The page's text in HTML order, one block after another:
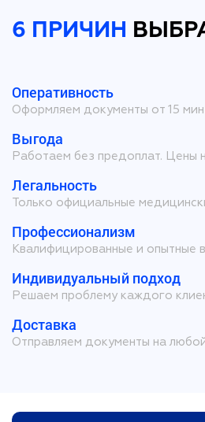
6 ПРИЧИН
Оперативность
Оформляем документы от 15 мин
Выгода
Работаем без предоплат. Цены
Легальность
Только официальные
Профессионализм
Квалифицированные и опытные
Индивидуальный подход
Решаем проблему каждого
Доставка
Отправляем документы на